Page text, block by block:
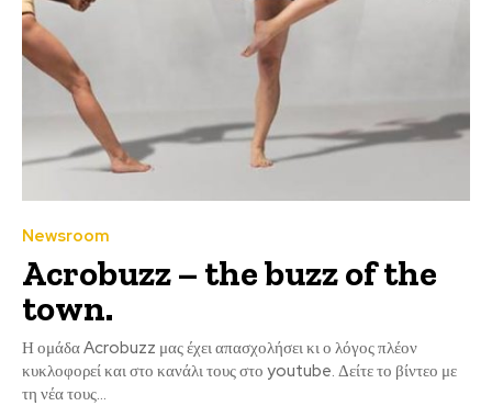
Newsroom
Acrobuzz – the buzz of the
town.
Η ομάδα Acrobuzz μας έχει απασχολήσει κι ο λόγος πλέον
κυκλοφορεί και στο κανάλι τους στο youtube. Δείτε το βίντεο με
τη νέα τους...